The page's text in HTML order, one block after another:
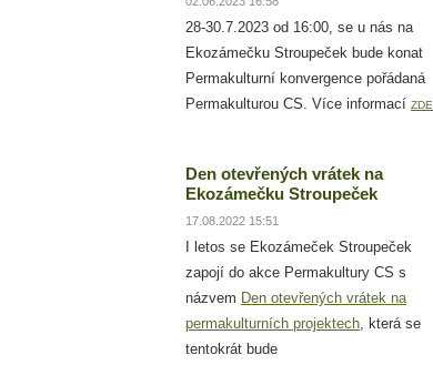
28-30.7.2023 od 16:00, se u nás na
Ekozámečku Stroupeček bude konat
Permakulturní konvergence pořádaná
Permakulturou CS. Více informací ZDE
Den otevřených vrátek na
Ekozámečku Stroupeček
17.08.2022 15:51
I letos se Ekozámeček Stroupeček
zapojí do akce Permakultury CS s
názvem Den otevřených vrátek na
permakulturních projektech, která se
tentokrát bude